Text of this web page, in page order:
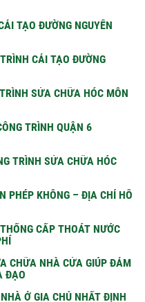
TẠO ĐƯỜNG NGUYỄN
CẢI TẠO ĐƯỜNG
SỬA CHỮA HÓC MÔN
TRÌNH QUẬN 6
TRÌNH SỬA CHỮA HÓC
PHÉP KHÔNG – ĐỊA CHỈ HỖ
CẤP THOÁT NƯỚC
CHỮA NHÀ CỬA GIÚP ĐẢM
ĐẠO
Ở GIA CHỦ NHẤT ĐỊNH